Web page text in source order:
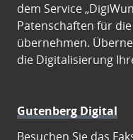
dem Service
Patenschaften für
übernehmen.
die Digitalisierung
Gutenberg Digital
Besuchen Sie das